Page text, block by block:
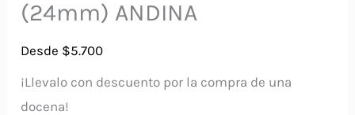
(24mm) ANDINA
Desde $5.700
¡Llevalo con descuento por la compra de una
docena!